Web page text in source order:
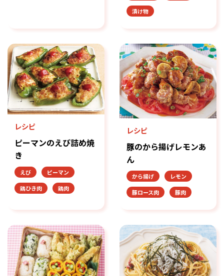
漬け物
レシピ
ピーマンのえび詰め焼
き
えび
ピーマン
鶏ひき肉
鶏肉
レシピ
豚のから揚げレモンあ
ん
から揚げ
レモン
豚ロース肉
豚肉